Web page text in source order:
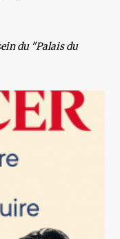
du"Palais du